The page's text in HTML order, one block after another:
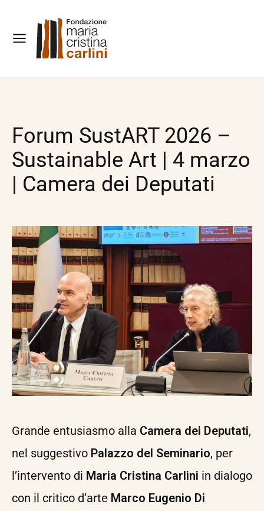
Forum SustART 2026 –
Sustainable Art | 4 marzo
| Camera dei Deputati
Grande entusiasmo alla Camera dei Deputati,
nel suggestivo Palazzo del Seminario, per
l’intervento di Maria Cristina Carlini in dialogo
con il critico d’arte Marco Eugenio Di